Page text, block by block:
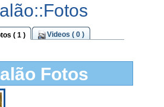
( 1 ) Videos ( 0 )
Fotos